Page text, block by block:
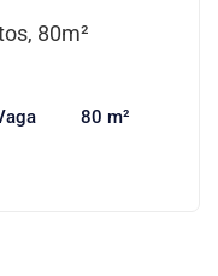
80m²
80 m²